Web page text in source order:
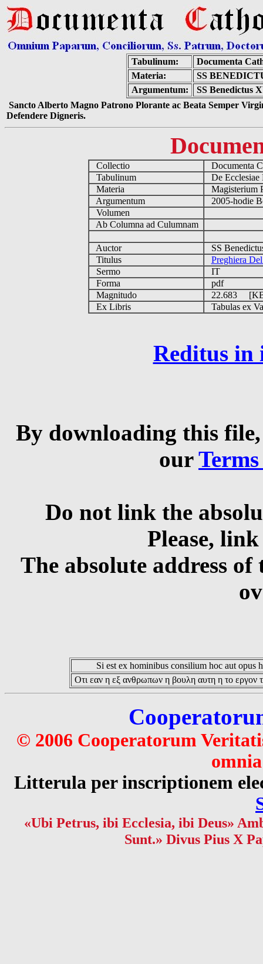
Tabulinum:
Documenta
Materia:
SS
Argumentum:
SS Benedictus
Sancto Alberto Magno Patrono Plorante ac Beata Semper
Defendere Digneris.
Collectio
Documenta
Tabulinum
De
Materia
Magisterium
Argumentum
2005-hodie
Volumen
Ab Columna ad Culumnam
Auctor
SS
Titulus
Preghiera
Sermo
IT
Forma
pdf
Magnitudo
22.683
Ex Libris
Tabulas ex
Reditus in
By downloading this
our
Do not link the
Please,
The absolute address
Si est ex hominibus consilium hoc aut opus
Οτι εαν η εξ ανθρωπων η βουλη αυτη η το εργον
© 2006 Cooperatorum
Litterula per inscriptionem
«Ubi Petrus, ibi Ecclesia, ibi Deus»
Sunt.» Divus Pius X